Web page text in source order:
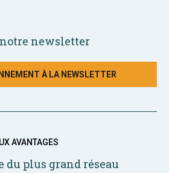
newsletter
À LA NEWSLETTER
AVANTAGES
du plus grand réseau